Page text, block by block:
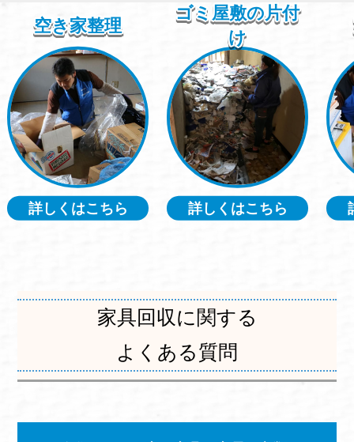
空き家整理
詳しくはこちら
ゴミ屋敷の片付
け
詳しくはこちら
家具回収に関する
よくある質問